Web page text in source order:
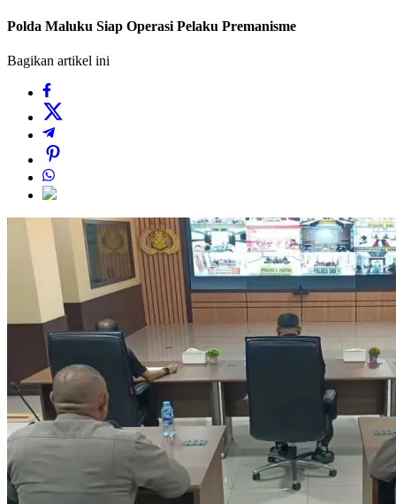
Polda Maluku Siap Operasi Pelaku Premanisme
Bagikan artikel ini